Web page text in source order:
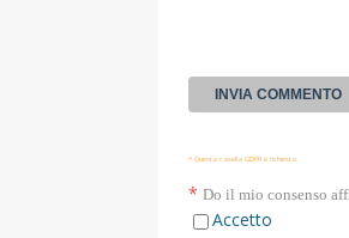
* Questa casella GDPR è richiesta
* Do il mio consenso
Accetto